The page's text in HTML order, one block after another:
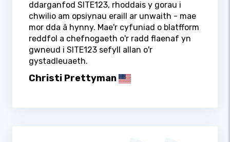
ddarganfod SITE123, rhoddais y gorau i
chwilio am opsiynau eraill ar unwaith - mae
mor dda â hynny. Mae'r cyfuniad o blatfform
reddfol a chefnogaeth o'r radd flaenaf yn
gwneud i SITE123 sefyll allan o'r
gystadleuaeth.
Christi Prettyman